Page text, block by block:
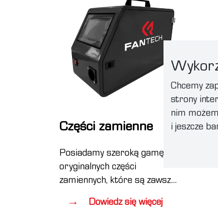
również przy ręcznym
spawaniu laserowym.
Części zamienne
Posiadamy szeroką gamę
oryginalnych części
zamiennych, które są zawsze
Niezależnie od tego, czy
Dowiedz się więcej
Chcemy
strony
nim
i jeszcze